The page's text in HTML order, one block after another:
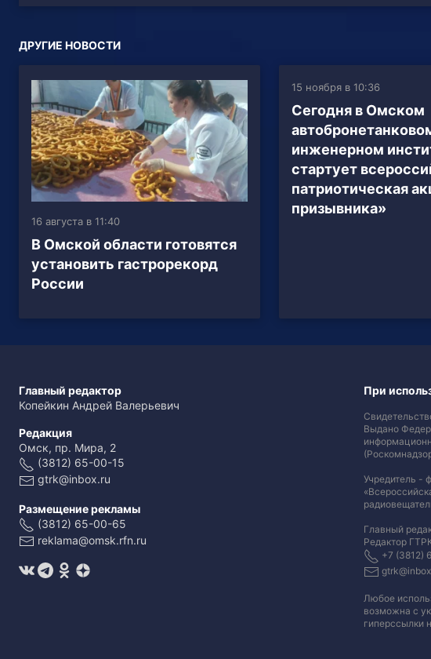
ДРУГИЕ НОВОСТИ
16 августа в 11:40
В Омской области готовятся
установить гастрорекорд
России
15 ноября в 10:36
Сегодня в Омском
инженерном
стартует
патриотическая
призывника»
Главный редактор
Копейкин Андрей Валерьевич
Редакция
Омск, пр. Мира, 2
(3812) 65-00-15
gtrk@inbox.ru
Размещение рекламы
(3812) 65-00-65
reklama@omsk.rfn.ru
При
Выдано
Учредитель -
Главный
Редактор
+7 (3812)
Любое
возможна с
гиперссылки